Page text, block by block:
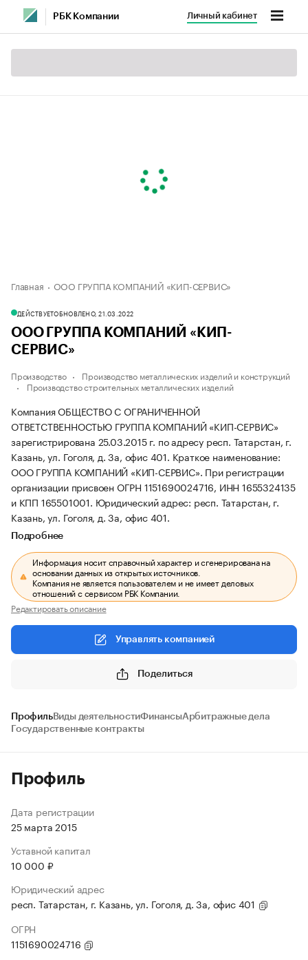
РБК Компании Личный кабинет
Главная ООО ГРУППА КОМПАНИЙ «КИП-СЕРВИС»
ДЕЙСТВУЕТОБНОВЛЕНО, 21.03.2022
ООО ГРУППА КОМПАНИЙ «КИП-
СЕРВИС»
Производство
Производство металлических изделий и конструкций
Производство строительных металлических изделий
Компания ОБЩЕСТВО С ОГРАНИЧЕННОЙ
ОТВЕТСТВЕННОСТЬЮ ГРУППА КОМПАНИЙ «КИП-СЕРВИС»
зарегистрирована 25.03.2015 г. по адресу респ. Татарстан, г.
Казань, ул. Гоголя, д. 3а, офис 401. Краткое наименование:
ООО ГРУППА КОМПАНИЙ «КИП-СЕРВИС». При регистрации
организации присвоен ОГРН 1151690024716, ИНН 1655324135
и КПП 165501001. Юридический адрес: респ. Татарстан, г.
Казань, ул. Гоголя, д. 3а, офис 401.
Подробнее
Информация носит справочный характер и сгенерирована на
основании данных из открытых источников.
Компания не является пользователем и не имеет деловых
отношений с сервисом РБК Компании.
Редактировать описание
Управлять компанией
Поделиться
ПрофильВиды деятельностиФинансыАрбитражные дела
Государственные контракты
Профиль
Дата регистрации
25 марта 2015
Уставной капитал
10 000 ₽
Юридический адрес
респ. Татарстан, г. Казань, ул. Гоголя, д. 3а, офис 401
ОГРН
1151690024716